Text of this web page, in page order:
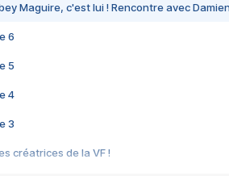
Maguire, c'est lui ! Rencontre avec
6
5
4
3
créatrices de la VF !